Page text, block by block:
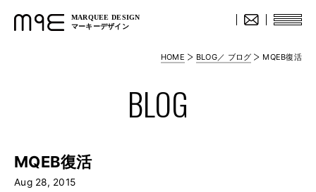
MARQUEE DESIGN
マーキーデザイン
HOME BLOG／ ブログ MQEB復活
BLOG
MQEB復活
Aug 28, 2015